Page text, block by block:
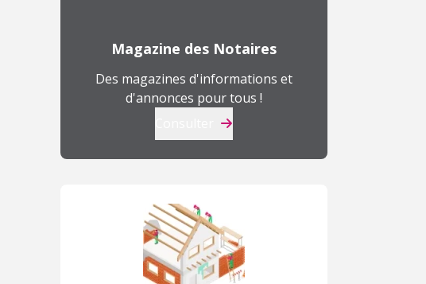
Magazine des Notaires
Des magazines d'informations et
d'annonces pour tous !